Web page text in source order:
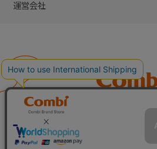
運営会社
子育てに、イノベー
ベビー用品のコンビ